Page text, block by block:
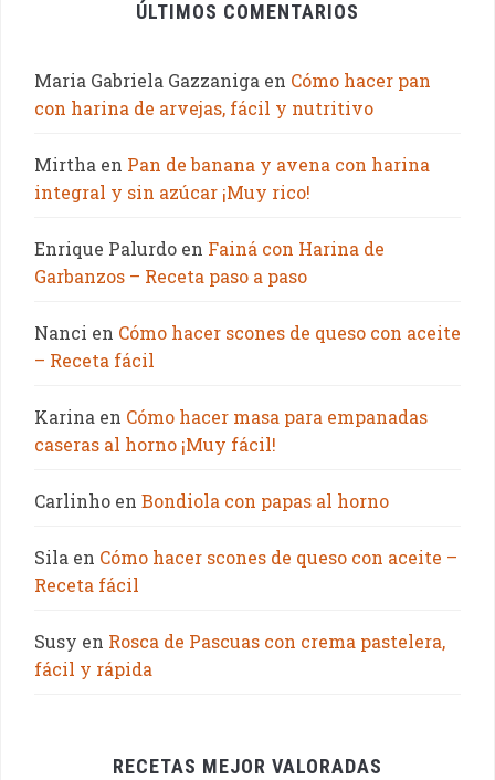
ÚLTIMOS COMENTARIOS
Maria Gabriela Gazzaniga en Cómo hacer pan
con harina de arvejas, fácil y nutritivo
Mirtha en Pan de banana y avena con harina
integral y sin azúcar ¡Muy rico!
Enrique Palurdo en Fainá con Harina de
Garbanzos – Receta paso a paso
Nanci en Cómo hacer scones de queso con aceite
– Receta fácil
Karina en Cómo hacer masa para empanadas
caseras al horno ¡Muy fácil!
Carlinho en Bondiola con papas al horno
Sila en Cómo hacer scones de queso con aceite –
Receta fácil
Susy en Rosca de Pascuas con crema pastelera,
fácil y rápida
RECETAS MEJOR VALORADAS